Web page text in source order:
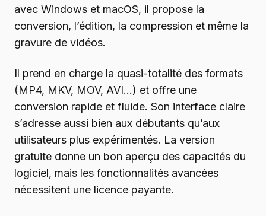
avec Windows et macOS, il propose la
conversion, l’édition, la compression et même la
gravure de vidéos.
Il prend en charge la quasi-totalité des formats
(MP4, MKV, MOV, AVI…) et offre une
conversion rapide et fluide. Son interface claire
s’adresse aussi bien aux débutants qu’aux
utilisateurs plus expérimentés. La version
gratuite donne un bon aperçu des capacités du
logiciel, mais les fonctionnalités avancées
nécessitent une licence payante.